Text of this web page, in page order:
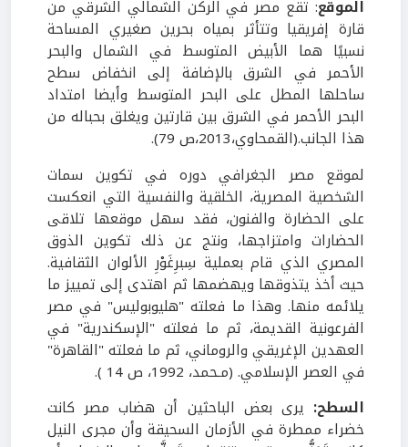
الموقع: تقع مصر في الركن الشمالي الشرقي من
قارة إفريقيا وتتأثر بمياه بحرين صغيري المساحة
نسبيًا هما الأبيض المتوسط في الشمال والبحر
الأحمر في الشرق بالإضافة إلى انخفاض سطح
ساحلها المطل على البحر المتوسط وأيضا امتداد
البحر الأحمر في الشرق بين قارتين ويغلق بحباله من
هذا الجانب.(القمحاوي،2013،ص 79).
لموقع مصر الجغرافي دوره في تكوين سمات
الشخصية المصرية، الخلقية والنفسية التي انعكست
على الحضارة والفنون، فقد سهل موقعها تلاقى
الحضارات وامتزاجها، ونتج عن ذلك تكوين الذوق
المصري الذي قام بعملية سِبرِغَوْرِ الألوان الثقافية.
حيث أخذ يتذوقها ويهضمها ثم اهتدى إلى تمييز ما
يلائمه منها. وهذا ما فعلته "هليوبوليس" في مصر
الفرعونية القديمة، ثم ما فعلته "الإسكندرية" في
العهدين الإغريقي والروماني، ثم ما فعلته "القاهرة"
في العصر الإسلامي. (مـحمد، 1992، ص 14 ).
السطح: يرى بعض الباحثين أن هضاب مصر كانت
خضراء ممطرة في الأزمان السحيقة وأن مجرى النيل